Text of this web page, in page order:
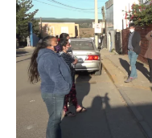
Retrospectiva 2026 |
Araneda
Cantor Popular Raúl
Pichilemu
Cóctel de Sábado:
alcalde Roberto Córdova